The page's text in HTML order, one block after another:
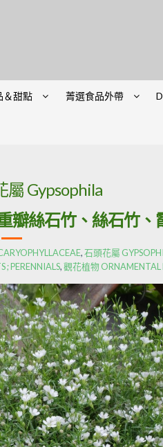
＆甜點 菁選食品外帶
屬 Gypsophila
瓣絲石竹、絲石竹、
,石頭花屬
; PERENNIALS,觀花植物 ORNAMENTAL